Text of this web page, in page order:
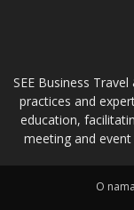
SEE Business
practices and
education,
meeting and
О nama